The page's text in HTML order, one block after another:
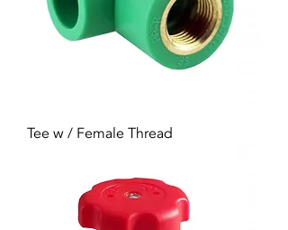
Tee w / Female Thread